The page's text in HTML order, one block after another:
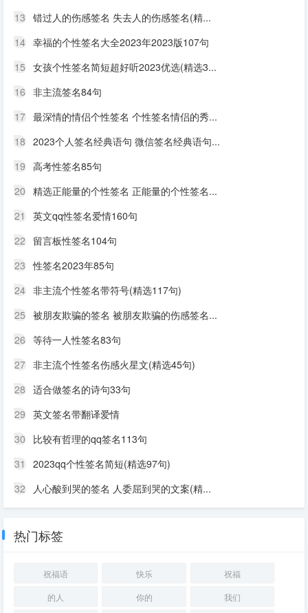
13 错过人的伤感签名 失去人的伤感签名(精...
14 幸福的个性签名大全2023年2023版107句
15 女孩个性签名简短超好听2023优选(精选3...
16 非主流签名84句
17 最深情的情侣个性签名 个性签名情侣的秀...
18 2023个人签名经典语句 微信签名经典语句...
19 高考性签名85句
20 精选正能量的个性签名 正能量的个性签名...
21
英文qq性签名爱情160句
22 留言板性签名104句
23 性签名2023年85句
24 非主流个性签名带符号(精选117句)
25 被朋友欺骗的签名 被朋友欺骗的伤感签名...
26 等待一人性签名83句
27 非主流个性签名伤感火星文(精选45句)
28 适合做签名的诗句33句
29 英文签名带翻译爱情
30
比较有哲理的qq签名113句
31
2023qq个性签名简短(精选97句)
32
人心酸到哭的签名 人委屈到哭的文案(精...
热门标签
祝福语 快乐
祝福
的人
你的 我们